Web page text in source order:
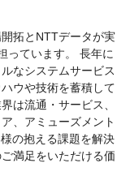
拓とNTTデータが実
っています。 長年に
なシステムサービス
ウや技術を蓄積して
は流通・サービス、
、アミューズメント
の抱える課題を解決
満足をいただける価